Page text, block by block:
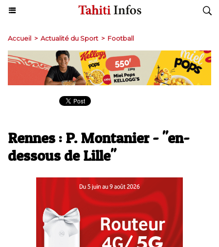
Accueil > Actualité du Sport > Football
Rennes : P. Montanier - "en-
dessous de Lille"